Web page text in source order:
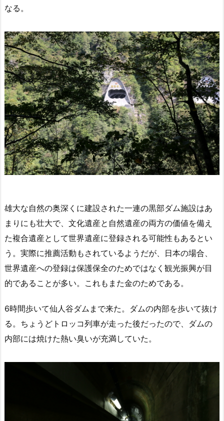
なる。
雄大な自然の奥深くに建設された一連の黒部ダム施設はあ
まりにも壮大で、文化遺産と自然遺産の両方の価値を備え
た複合遺産として世界遺産に登録される可能性もあるとい
う。実際に推薦活動もされているようだが、日本の場合、
世界遺産への登録は保護保全のためではなく観光振興が目
的であることが多い。これもまた金のためである。
6時間歩いて仙人谷ダムまで来た。ダムの内部を歩いて抜け
る。ちょうどトロッコ列車が走った後だったので、ダムの
内部には焼けた熱い臭いが充満していた。